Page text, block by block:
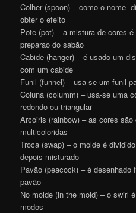
Colher (spoon) – como o nome
obter o efeito
Pote (pot) – a mistura de cores
preparao do sabão
Cabide (hanger) – é usado um
com um cabide
Funil (funnel) – usa-se um funil
Coluna (columm) – usa-se uma
redondo ou triangular
Arcoiris (rainbow) – as cores
multicoloridas
Troca (swap) – o molde é
depois misturado
Pavão (peacock) – é
pavão
No molde (in the mold) – o swirl
modos